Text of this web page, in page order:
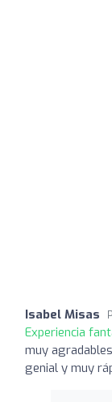
Isabel Misas
Experiencia
muy
genial y muy